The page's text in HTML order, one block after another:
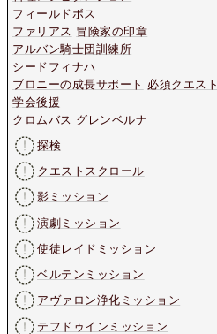
フィールドボス
ファリアス 冒険家の印章
アルバン騎士団訓練所
シードフィナハ
ブロニーの成長サポート 必須クエスト
学会後援
クロムバス グレンベルナ
探検
クエストスクロール
影ミッション
演劇ミッション
使徒レイドミッション
ベルテンミッション
アヴァロン浄化ミッション
テフドゥインミッション